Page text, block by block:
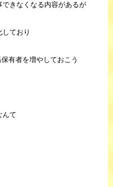
きなくなる内容があるが
ており
有者を増やしておこう
んて